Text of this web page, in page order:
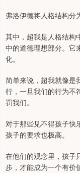
弗洛伊德将人格结构分
其中，超我是人格结构
中的道德理想部分。它
化。
简单来说，超我就像是
行，一旦我们的行为不
罚我们。
对于那些见不得孩子快
孩子的要求也极高。
在他们的观念里，孩子
步，才能成为一个有价